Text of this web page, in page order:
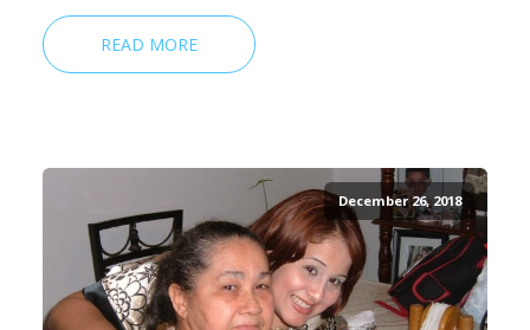
READ MORE
December 26, 2018